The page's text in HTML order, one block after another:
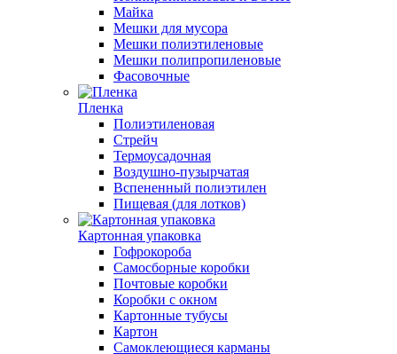
Майка
Мешки для мусора
Мешки полиэтиленовые
Мешки полипропиленовые
Фасовочные
Пленка
Полиэтиленовая
Стрейч
Термоусадочная
Воздушно-пузырчатая
Вспененный полиэтилен
Пищевая (для лотков)
Картонная упаковка
Гофрокороба
Самосборные коробки
Почтовые коробки
Коробки с окном
Картонные тубусы
Картон
Самоклеющиеся карманы